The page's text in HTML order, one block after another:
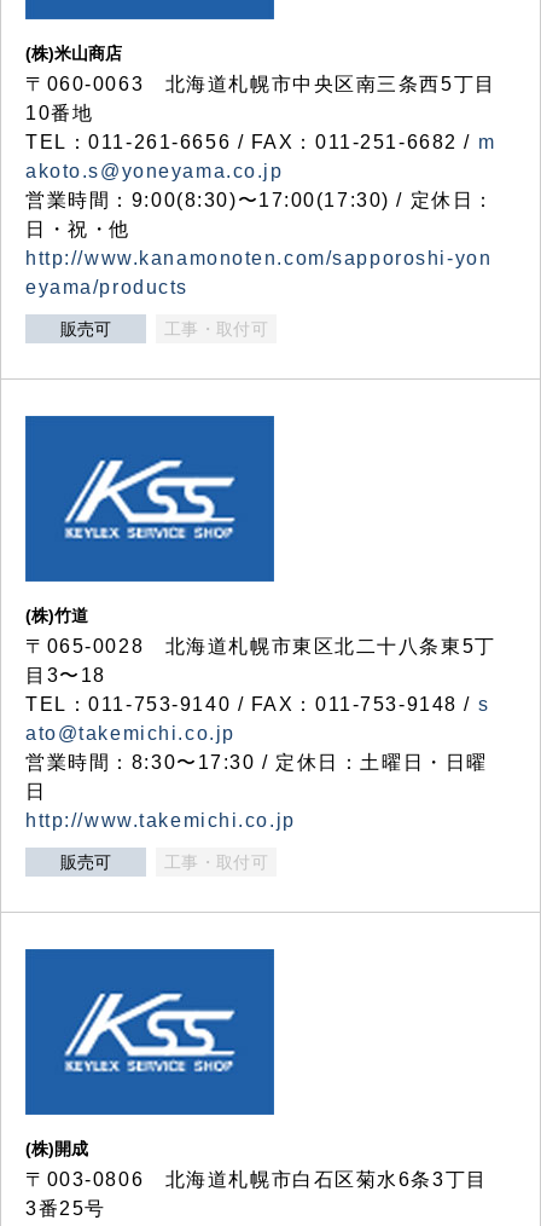
(株)米山商店
〒060-0063 北海道札幌市中央区南三条西5丁目
10番地
TEL：011-261-6656 / FAX：011-251-6682 / m
akoto.s@yoneyama.co.jp
営業時間：9:00(8:30)〜17:00(17:30) / 定休日：
日・祝・他
http://www.kanamonoten.com/sapporoshi-yon
eyama/products
販売可 工事・取付可
(株)竹道
〒065-0028 北海道札幌市東区北二十八条東5丁
目3〜18
TEL：011-753-9140 / FAX：011-753-9148 / s
ato@takemichi.co.jp
営業時間：8:30〜17:30 / 定休日：土曜日・日曜
日
http://www.takemichi.co.jp
販売可 工事・取付可
(株)開成
〒003-0806 北海道札幌市白石区菊水6条3丁目
3番25号